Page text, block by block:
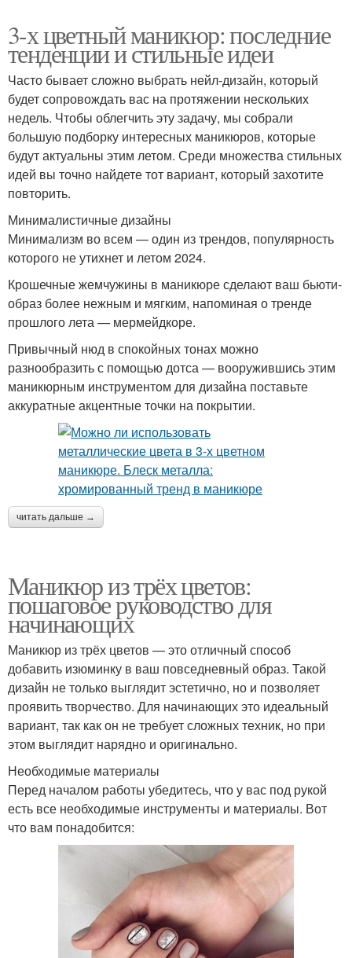
3-х цветный маникюр: последние
тенденции и стильные идеи
Часто бывает сложно выбрать нейл-дизайн, который
будет сопровождать вас на протяжении нескольких
недель. Чтобы облегчить эту задачу, мы собрали
большую подборку интересных маникюров, которые
будут актуальны этим летом. Среди множества стильных
идей вы точно найдете тот вариант, который захотите
повторить.
Минималистичные дизайны
Минимализм во всем — один из трендов, популярность
которого не утихнет и летом 2024.
Крошечные жемчужины в маникюре сделают ваш бьюти-
образ более нежным и мягким, напоминая о тренде
прошлого лета — мермейдкоре.
Привычный нюд в спокойных тонах можно
разнообразить с помощью дотса — вооружившись этим
маникюрным инструментом для дизайна поставьте
аккуратные акцентные точки на покрытии.
читать дальше →
Маникюр из трёх цветов:
пошаговое руководство для
начинающих
Маникюр из трёх цветов — это отличный способ
добавить изюминку в ваш повседневный образ. Такой
дизайн не только выглядит эстетично, но и позволяет
проявить творчество. Для начинающих это идеальный
вариант, так как он не требует сложных техник, но при
этом выглядит нарядно и оригинально.
Необходимые материалы
Перед началом работы убедитесь, что у вас под рукой
есть все необходимые инструменты и материалы. Вот
что вам понадобится: